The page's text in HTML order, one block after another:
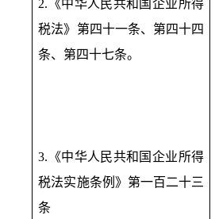
2.《中华人民共和国企业所得
税法》第四十一条、第四十四
条、第四十七条。
3.《中华人民共和国企业所得
税法实施条例》第一百二十三
条